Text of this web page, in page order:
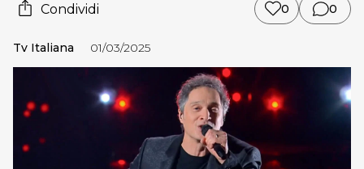
Condividi 0 0
Tv Italiana 01/03/2025